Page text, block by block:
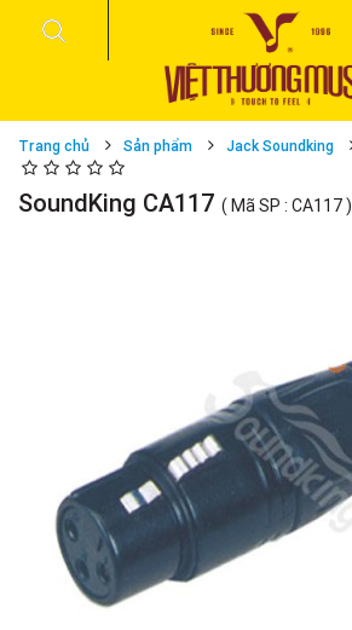
Trang chủ Sản phẩm Jack Soundking
SoundKing CA117 ( Mã SP : CA117 )